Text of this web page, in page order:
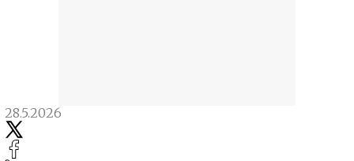
28.5.2026